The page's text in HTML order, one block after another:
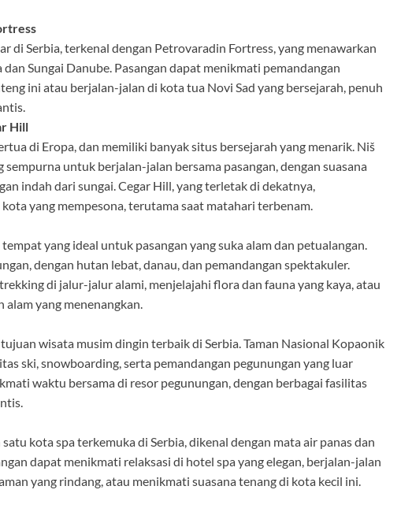
di Serbia, terkenal dengan Petrovaradin Fortress, yang menawarkan
Sungai Danube. Pasangan dapat menikmati pemandangan
ini atau berjalan-jalan di kota tua Novi Sad yang bersejarah, penuh
Hill
di Eropa, dan memiliki banyak situs bersejarah yang menarik. Niš
sempurna untuk berjalan-jalan bersama pasangan, dengan suasana
indah dari sungai. Cegar Hill, yang terletak di dekatnya,
yang mempesona, terutama saat matahari terbenam.
yang ideal untuk pasangan yang suka alam dan petualangan.
dengan hutan lebat, danau, dan pemandangan spektakuler.
di jalur-jalur alami, menjelajahi flora dan fauna yang kaya, atau
alam yang menenangkan.
wisata musim dingin terbaik di Serbia. Taman Nasional Kopaonik
ski, snowboarding, serta pemandangan pegunungan yang luar
waktu bersama di resor pegunungan, dengan berbagai fasilitas
kota spa terkemuka di Serbia, dikenal dengan mata air panas dan
dapat menikmati relaksasi di hotel spa yang elegan, berjalan-jalan
yang rindang, atau menikmati suasana tenang di kota kecil ini.